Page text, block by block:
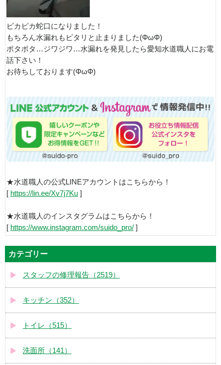
ピカピカ蛇口になりました！
もちろん水漏れもピタリと止まりました(ΦωΦ)
ポタポタ…ジワジワ…水漏れを発見したら愛知水道職人にお電
話下さい！
お待ちしております(ΦωΦ)
★水道職人の公式LINEアカウントはこちらから！
[ https://lin.ee/Xv7j7Ku ]
★水道職人のインスタグラムはこちらから！
[ https://www.instagram.com/suido_pro/ ]
カテゴリー
スタッフの修理報告（2519）
キッチン（352）
トイレ（515）
洗面所（141）